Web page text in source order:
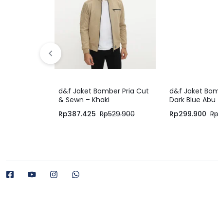
d&f Jaket Bomber Pria Cut
& Sewn – Khaki
Rp387.425 Rp529.900
d&f Jaket
Dark Blue Abu
Rp299.900 Rp